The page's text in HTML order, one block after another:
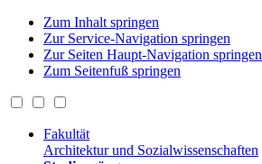
Zum Inhalt springen
Zur Service-Navigation springen
Zur Seiten Haupt-Navigation springen
Zum Seitenfuß springen
Fakultät
Architektur und Sozialwissenschaften